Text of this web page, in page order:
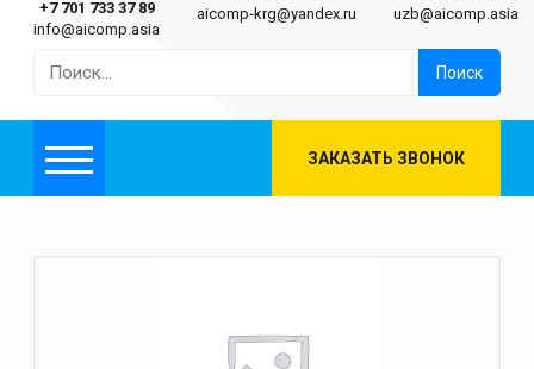
+7 701 733 37 89
info@aicomp.asia
aicomp‑krg@yandex.ru
uzb@aicomp.asia
Меню ЗАКАЗАТЬ ЗВОНОК